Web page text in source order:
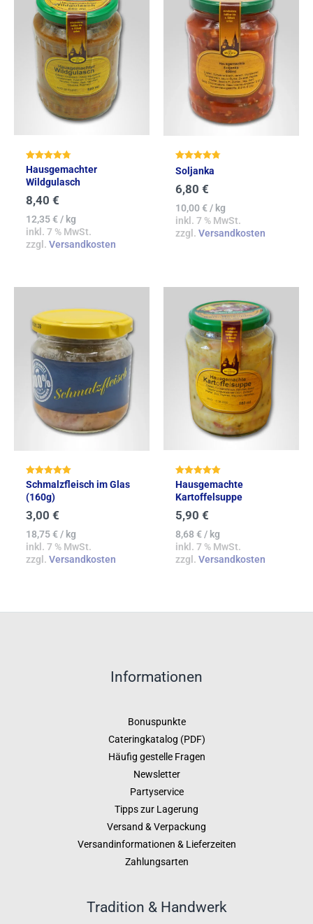
Bewertet mit
4.80
von 5
Hausgemachter
Wildgulasch
8,40 €
12,35€/ kg
inkl. 7 % MwSt.
zzgl. Versandkosten
Bewertet mit
4.81
von 5
Soljanka
6,80 €
10,00€/ kg
inkl. 7 % MwSt.
zzgl. Versandkosten
Bewertet mit
5.00
von 5
Schmalzfleisch im Glas
(160g)
3,00 €
18,75€/ kg
inkl. 7 % MwSt.
zzgl. Versandkosten
Bewertet mit
5.00
von 5
Hausgemachte
Kartoffelsuppe
5,90 €
8,68€/ kg
inkl. 7 % MwSt.
zzgl. Versandkosten
Informationen
Bonuspunkte
Cateringkatalog (PDF)
Häufig gestelle Fragen
Newsletter
Partyservice
Tipps zur Lagerung
Versand & Verpackung
Versandinformationen & Lieferzeiten
Zahlungsarten
Tradition & Handwerk